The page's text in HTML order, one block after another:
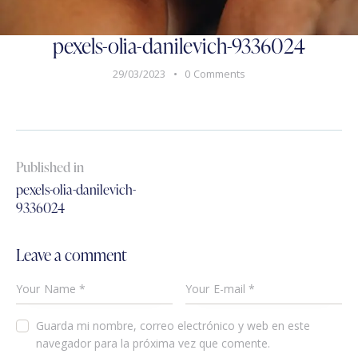
pexels-olia-danilevich-9336024
29/03/2023 0 Comments
Published in
pexels-olia-danilevich-
9336024
Leave a comment
Guarda mi nombre, correo electrónico y web en este
navegador para la próxima vez que comente.